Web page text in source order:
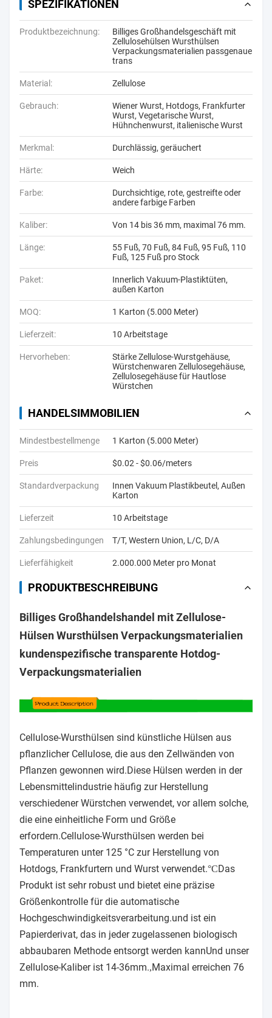
SPEZIFIKATIONEN
Produktbezeichnung:
Billiges Großhandelsgeschäft mit
Zellulosehülsen Wursthülsen
Verpackungsmaterialien passgenaue
trans
Material: Zellulose
Gebrauch:
Wiener Wurst, Hotdogs, Frankfurter
Wurst, Vegetarische Wurst,
Hühnchenwurst, italienische Wurst
Merkmal: Durchlässig, geräuchert
Härte: Weich
Farbe:
Durchsichtige, rote, gestreifte oder
andere farbige Farben
Kaliber: Von 14 bis 36 mm, maximal 76 mm.
Länge:
55 Fuß, 70 Fuß, 84 Fuß, 95 Fuß, 110
Fuß, 125 Fuß pro Stock
Paket:
Innerlich Vakuum-Plastiktüten,
außen Karton
MOQ: 1 Karton (5.000 Meter)
Lieferzeit: 10 Arbeitstage
Hervorheben: Stärke Zellulose-Wurstgehäuse,
Würstchenwaren Zellulosegehäuse,
Zellulosegehäuse für Hautlose
Würstchen
HANDELSIMMOBILIEN
Mindestbestellmenge 1 Karton (5.000 Meter)
Preis $0.02 - $0.06/meters
Standardverpackung
Innen Vakuum Plastikbeutel, Außen
Karton
Lieferzeit 10 Arbeitstage
Zahlungsbedingungen T/T, Western Union, L/C, D/A
Lieferfähigkeit 2.000.000 Meter pro Monat
PRODUKTBESCHREIBUNG
Billiges Großhandelshandel mit Zellulose-
Hülsen Wursthülsen Verpackungsmaterialien
kundenspezifische transparente Hotdog-
Verpackungsmaterialien
Cellulose-Wursthülsen sind künstliche Hülsen aus
pflanzlicher Cellulose, die aus den Zellwänden von
Pflanzen gewonnen wird.Diese Hülsen werden in der
Lebensmittelindustrie häufig zur Herstellung
verschiedener Würstchen verwendet, vor allem solche,
die eine einheitliche Form und Größe
erfordern.Cellulose-Wursthülsen werden bei
Temperaturen unter 125 °C zur Herstellung von
Hotdogs, Frankfurtern und Wurst verwendet.°CDas
Produkt ist sehr robust und bietet eine präzise
Größenkontrolle für die automatische
Hochgeschwindigkeitsverarbeitung.und ist ein
Papierderivat, das in jeder zugelassenen biologisch
abbaubaren Methode entsorgt werden kannUnd unser
Zellulose-Kaliber ist 14-36mm.,Maximal erreichen 76
mm.